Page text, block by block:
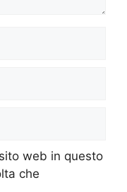
web in questo
che